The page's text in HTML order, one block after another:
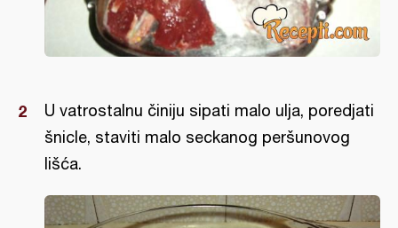
U vatrostalnu činiju sipati malo ulja, poredjati
šnicle, staviti malo seckanog peršunovog
lišća.